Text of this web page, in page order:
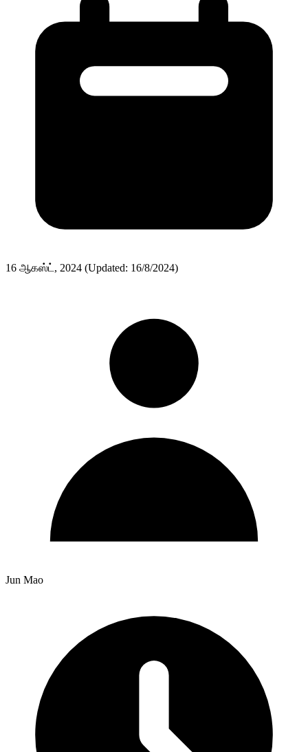
16 ஆகஸ்ட், 2024 (Updated: 16/8/2024)
Jun Mao